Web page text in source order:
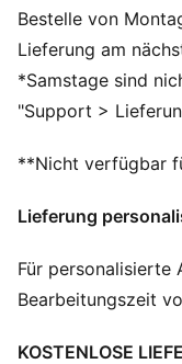
FEATURES +
Hergestellt aus
Baumwolle.
DETAILS
Passform:
Kurze Ärmel
4-Wege-Stretch
Bestelle von
Lieferung am
*Samstage sind
"Support >
**Nicht verfügbar
Lieferung
Für
Bearbeitungszeit
KOSTENLOSE